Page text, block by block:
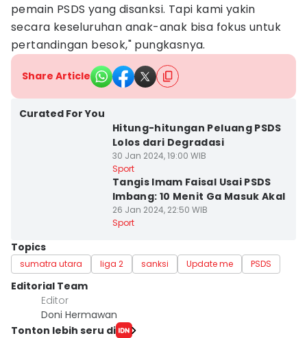
pemain PSDS yang disanksi. Tapi kami yakin
secara keseluruhan anak-anak bisa fokus untuk
pertandingan besok," pungkasnya.
Share Article
Curated For You
Hitung-hitungan Peluang PSDS
Lolos dari Degradasi
30 Jan 2024, 19:00 WIB
Sport
Tangis Imam Faisal Usai PSDS
Imbang: 10 Menit Ga Masuk Akal
26 Jan 2024, 22:50 WIB
Sport
Topics
sumatra utara liga 2 sanksi Update me PSDS
Editorial Team
Editor
Doni Hermawan
Tonton lebih seru di